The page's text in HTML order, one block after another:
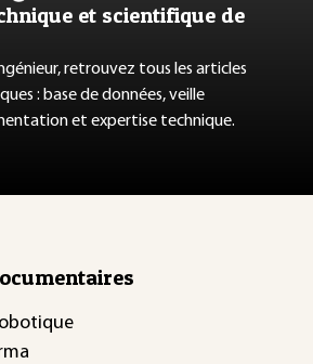
et scientifique de
retrouvez tous les articles
: base de données, veille
et expertise technique.